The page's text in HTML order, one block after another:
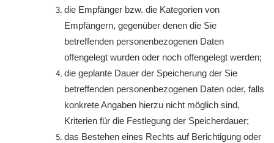
die Empfänger bzw. die Kategorien von
Empfängern, gegenüber denen die Sie
betreffenden personenbezogenen Daten
offengelegt wurden oder noch offengelegt werden;
die geplante Dauer der Speicherung der Sie
betreffenden personenbezogenen Daten oder, falls
konkrete Angaben hierzu nicht möglich sind,
Kriterien für die Festlegung der Speicherdauer;
das Bestehen eines Rechts auf Berichtigung oder